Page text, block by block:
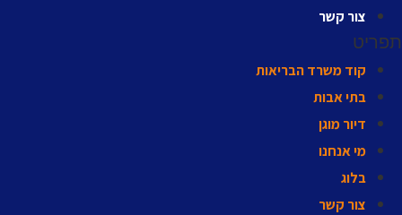
צור קשר
תפריט
קוד משרד הבריאות
בתי אבות
דיור מוגן
מי אנחנו
בלוג
צור קשר